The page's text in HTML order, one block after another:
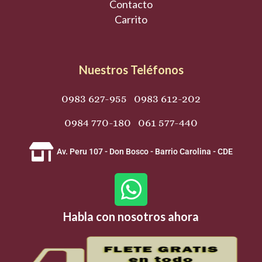
Contacto
Carrito
Nuestros Teléfonos
0983 627-955 0983 612-202
0984 770-180 061 577-440
Av. Peru 107 - Don Bosco - Barrio Carolina - CDE
W
h
a
t
Habla con nosotros ahora